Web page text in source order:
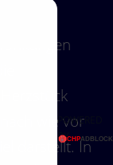
wie vor
darstellt. In
POWERED
BY